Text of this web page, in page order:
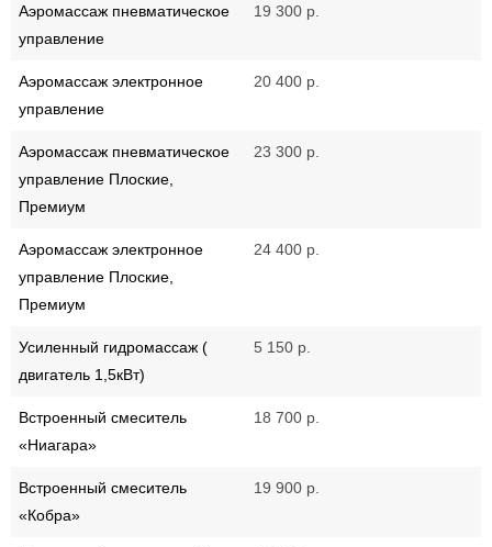
Аэромассаж пневматическое
управление
19 300 р.
Аэромассаж электронное
управление
20 400 р.
Аэромассаж пневматическое
управление Плоские,
Премиум
23 300 р.
Аэромассаж электронное
управление Плоские,
Премиум
24 400 р.
Усиленный гидромассаж (
двигатель 1,5кВт)
5 150 р.
Встроенный смеситель
«Ниагара»
18 700 р.
Встроенный смеситель
«Кобра»
19 900 р.